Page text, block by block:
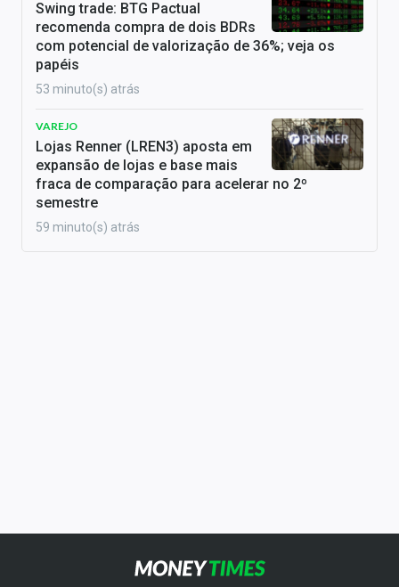
Swing trade: BTG Pactual
recomenda compra de dois BDRs
com potencial de valorização de 36%; veja os
papéis
53 minuto(s) atrás
VAREJO
Lojas Renner (LREN3) aposta em
expansão de lojas e base mais
fraca de comparação para acelerar no 2º
semestre
59 minuto(s) atrás